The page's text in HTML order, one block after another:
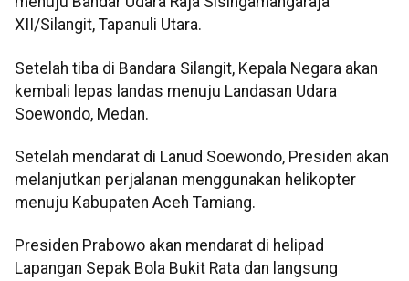
XII/Silangit, Tapanuli Utara.
Setelah tiba di Bandara Silangit, Kepala Negara akan
kembali lepas landas menuju Landasan Udara
Soewondo, Medan.
Setelah mendarat di Lanud Soewondo, Presiden akan
melanjutkan perjalanan menggunakan helikopter
menuju Kabupaten Aceh Tamiang.
Presiden Prabowo akan mendarat di helipad
Lapangan Sepak Bola Bukit Rata dan langsung